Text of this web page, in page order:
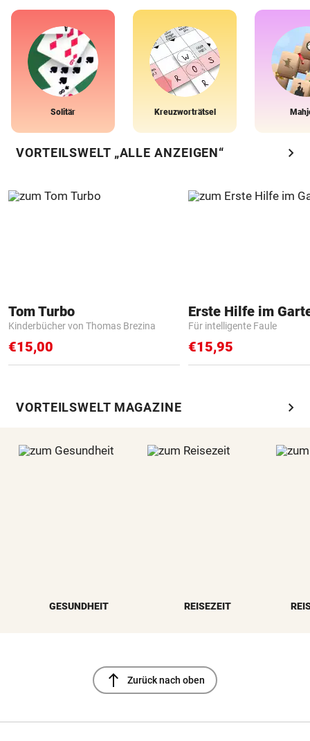
Solitär Kreuzworträtsel
VORTEILSWELT „ALLE ANZEIGEN“ chevron_right
Tom Turbo
Kinderbücher von Thomas Brezina
€15,00
Erste Hilfe im
Für intelligente Faule
€15,95
VORTEILSWELT MAGAZINE chevron_right
GESUNDHEIT REISEZEIT
north Zurück nach oben